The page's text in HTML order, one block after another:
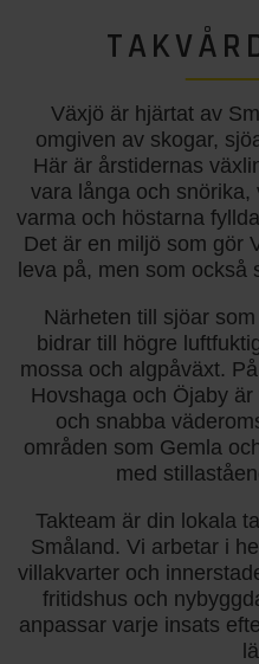
Växjö är hjärtat av
omgiven av skogar,
Här är årstidernas
vara långa och
varma och höstarna
Det är en miljö som gör
leva på, men som också
Närheten till sjöar
bidrar till högre
mossa och algpåväxt.
Hovshaga och Öjaby
och snabba
områden som Gemla
med
Takteam är din lokala
Småland. Vi arbetar i
villakvarter och
fritidshus och
anpassar varje insats